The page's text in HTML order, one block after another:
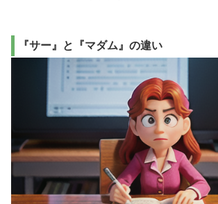
『サー』と『マダム』の違い